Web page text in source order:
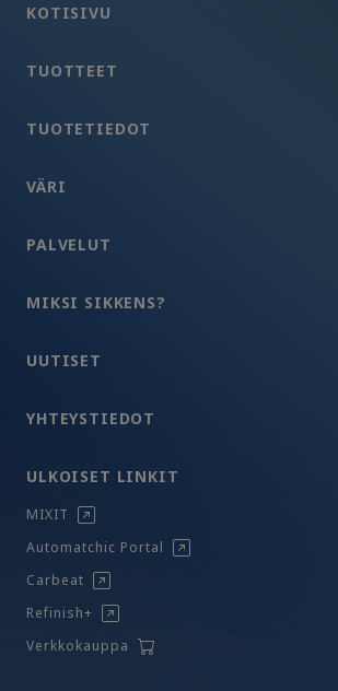
KOTISIVU
TUOTTEET
TUOTETIEDOT
VÄRI
PALVELUT
MIKSI SIKKENS?
UUTISET
YHTEYSTIEDOT
ULKOISET LINKIT
MIXIT
Automatchic Portal
Carbeat
Refinish+
Verkkokauppa